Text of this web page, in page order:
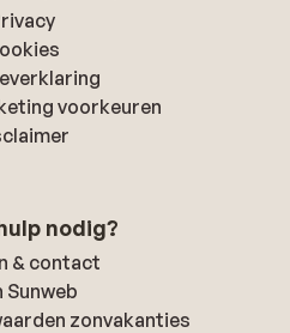
voorkeuren
nodig?
& contact
Sunweb
zonvakanties